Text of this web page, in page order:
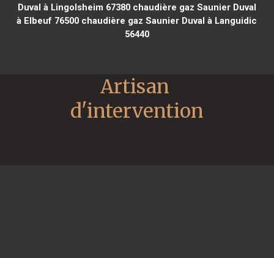
Duval à Lingolsheim 67380chaudière gaz Saunier Duval
à Elbeuf 76500 chaudière gaz Saunier Duval à Languidic
56440
Artisan
d'intervention